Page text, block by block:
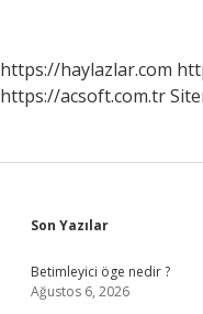
https://haylazlar.com
https://acsoft.com.tr
Sidebar
Son Yazılar
Betimleyici öge nedir ?
Ağustos 6, 2026